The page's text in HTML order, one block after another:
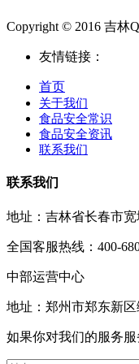
Copyright © 2016 吉林
友情链接：
首页
关于我们
食品安全常识
食品安全资讯
联系我们
联系我们
地址：吉林省长春市
全国客服热线：400-
中部运营中心
地址：郑州市郑东新
如果你对我们的服务